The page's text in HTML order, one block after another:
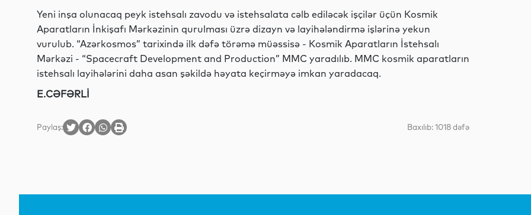
Yeni inşa olunacaq peyk istehsalı zavodu və istehsalata cəlb ediləcək işçilər üçün Kosmik
Aparatların İnkişafı Mərkəzinin qurulması üzrə dizayn və layihələndirmə işlərinə yekun
vurulub. “Azərkosmos” tarixində ilk dəfə törəmə müəssisə - Kosmik Aparatların İstehsalı
Mərkəzi - “Spacecraft Development and Production” MMC yaradılıb. MMC kosmik aparatların
istehsalı layihələrini daha asan şəkildə həyata keçirməyə imkan yaradacaq.
E.CƏFƏRLİ
Paylaş: Baxılıb: 1018 dəfə